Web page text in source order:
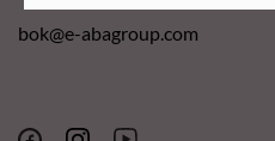
bok@e-abagroup.com